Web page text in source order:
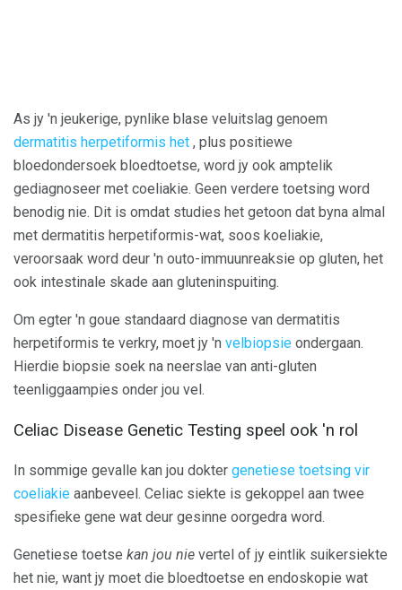
As jy 'n jeukerige, pynlike blase veluitslag genoem
dermatitis herpetiformis het , plus positiewe
bloedondersoek bloedtoetse, word jy ook amptelik
gediagnoseer met coeliakie. Geen verdere toetsing word
benodig nie. Dit is omdat studies het getoon dat byna almal
met dermatitis herpetiformis-wat, soos koeliakie,
veroorsaak word deur 'n outo-immuunreaksie op gluten, het
ook intestinale skade aan gluteninspuiting.
Om egter 'n goue standaard diagnose van dermatitis
herpetiformis te verkry, moet jy 'n velbiopsie ondergaan.
Hierdie biopsie soek na neerslae van anti-gluten
teenliggaampies onder jou vel.
Celiac Disease Genetic Testing speel ook 'n rol
In sommige gevalle kan jou dokter genetiese toetsing vir
coeliakie aanbeveel. Celiac siekte is gekoppel aan twee
spesifieke gene wat deur gesinne oorgedra word.
Genetiese toetse kan jou nie vertel of jy eintlik suikersiekte
het nie, want jy moet die bloedtoetse en endoskopie wat